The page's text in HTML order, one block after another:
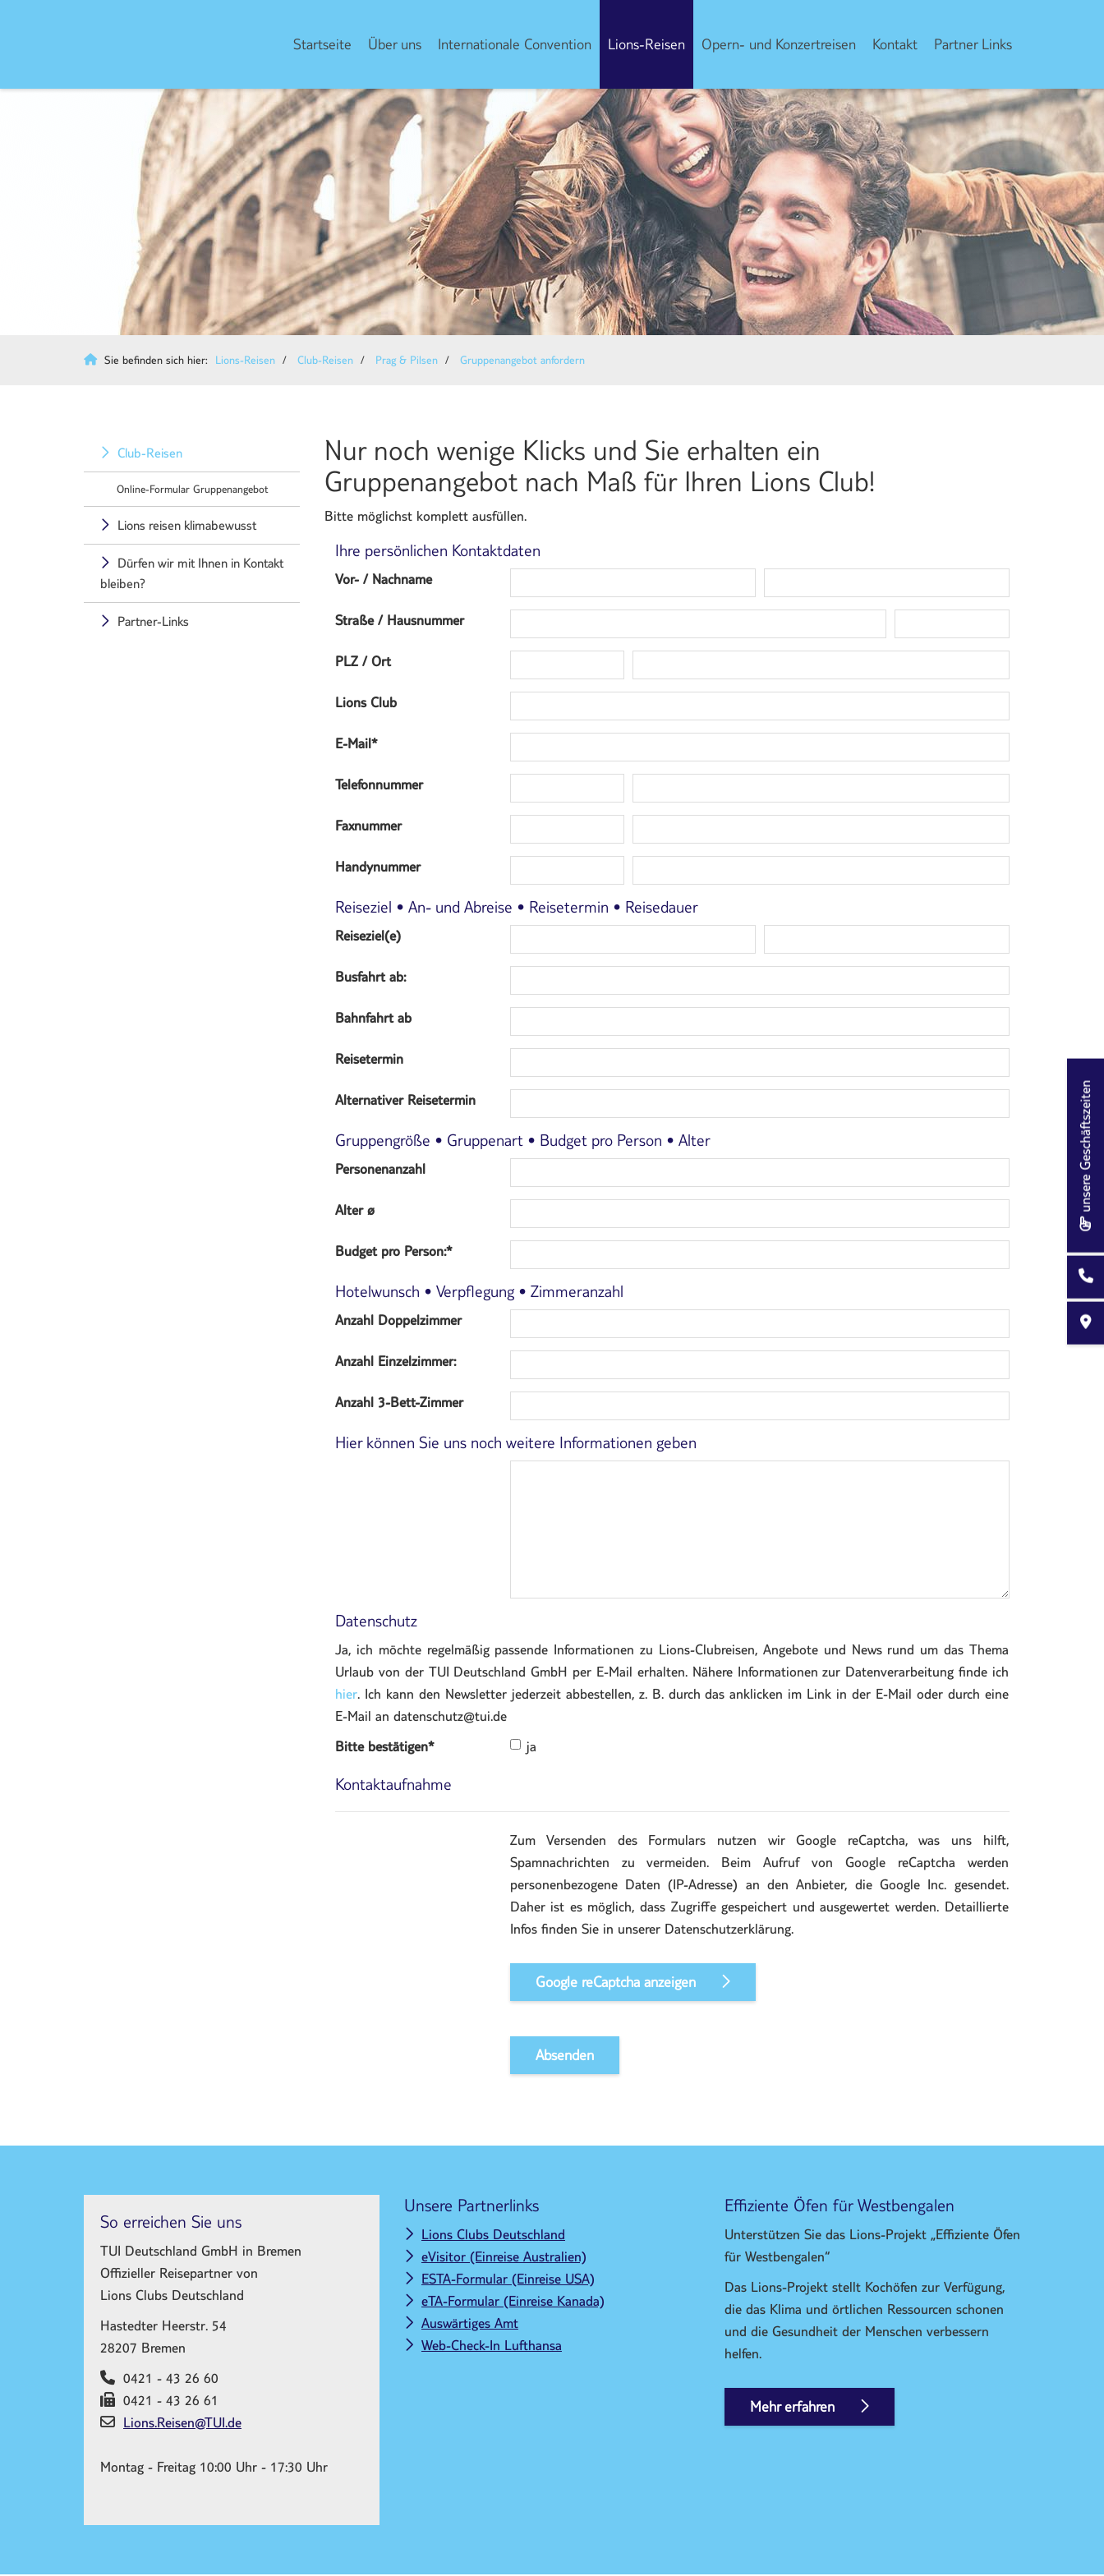
Startseite Über uns Internationale Convention Lions-Reisen Opern- und Konzertreisen Kontakt Partner Links
Sie befinden sich hier: Lions-Reisen Club-Reisen Prag & Pilsen Gruppenangebot anfordern
Nur noch wenige Klicks und Sie erhalten ein
Gruppenangebot nach Maß für Ihren Lions Club!
Bitte möglichst komplett ausfüllen.
Ihre persönlichen Kontaktdaten
Vor- / Nachname
Straße / Hausnummer
PLZ / Ort
Lions Club
E-Mail*
Telefonnummer
Faxnummer
Handynummer
Reiseziel • An- und Abreise • Reisetermin • Reisedauer
Reiseziel(e)
Busfahrt ab:
Bahnfahrt ab
Reisetermin
Alternativer Reisetermin
Gruppengröße • Gruppenart • Budget pro Person • Alter
Personenanzahl
Alter ø
Budget pro Person:*
Hotelwunsch • Verpflegung • Zimmeranzahl
Anzahl Doppelzimmer
Anzahl Einzelzimmer:
Anzahl 3-Bett-Zimmer
Hier können Sie uns noch weitere Informationen geben
Datenschutz
Ja, ich möchte regelmäßig passende Informationen zu Lions-Clubreisen, Angebote und News rund um das Thema
Urlaub von der TUI Deutschland GmbH per E-Mail erhalten. Nähere Informationen zur Datenverarbeitung finde ich
hier. Ich kann den Newsletter jederzeit abbestellen, z. B. durch das anklicken im Link in der E-Mail oder durch eine
E-Mail an datenschutz@tui.de
Bitte bestätigen* ja
Kontaktaufnahme
Zum Versenden des Formulars nutzen wir Google reCaptcha, was uns hilft,
Spamnachrichten zu vermeiden. Beim Aufruf von Google reCaptcha werden
personenbezogene Daten (IP-Adresse) an den Anbieter, die Google Inc. gesendet.
Daher ist es möglich, dass Zugriffe gespeichert und ausgewertet werden. Detaillierte
Infos finden Sie in unserer Datenschutzerklärung.
Google reCaptcha anzeigen
Club-Reisen
Online-Formular Gruppenangebot
Lions reisen klimabewusst
Dürfen wir mit Ihnen in Kontakt
bleiben?
Partner-Links
So erreichen Sie uns
TUI Deutschland GmbH in Bremen
Offizieller Reisepartner von
Lions Clubs Deutschland
Hastedter Heerstr. 54
28207 Bremen
0421 - 43 26 60
​0421 - 43 26 61
Lions.Reisen@TUI.de
Montag - Freitag 10:00 Uhr - 17:30 Uhr
Unsere Partnerlinks
Lions Clubs Deutschland
eVisitor (Einreise Australien)
ESTA-Formular (Einreise USA)
eTA-Formular (Einreise Kanada)
Auswärtiges Amt
Web-Check-In Lufthansa
Effiziente Öfen für Westbengalen
Unterstützen Sie das Lions-Projekt „Effiziente Öfen
für Westbengalen“
Das Lions-Projekt stellt Kochöfen zur Verfügung,
die das Klima und örtlichen Ressourcen schonen
und die Gesundheit der Menschen verbessern
helfen.
Mehr erfahren
unsere Geschäftszeiten